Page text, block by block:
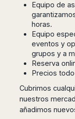
Jerez
Almeria
Malaga
Marbella
Gran
Olbia
Alghero
Cagliari
Brindisi
Lecce
Lamezia
Terme
Reggio
Calabria
Oslo
Copenaghen
Helsinki
Rovaniemi
Prague
Budapest
Istanbul
Athens
Rhodes
Krabi
Samui
Chiang
Mai
Pattaya
Hanoi
Cat
Bi
Memphis
Phoenix
Portland
San
Diego
Seattle
Honolulu
Equipo de
horas.
Equipo
eventos y
grupos y a
Reserva
Precios
Cubrimos
nuestros
añadimos